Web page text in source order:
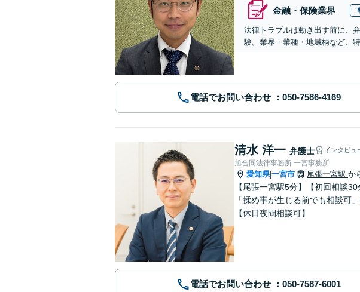
金融・保険業界
法律トラブルは動き出す前に、
験。​​業界・業種・地域柄など、
電話でお問い合わせ
清水 洋一 弁護士 インタビュ
旭合同法律事務所 一宮事務所
愛知県|一宮市 尾張一宮駅 か
【尾張一宮駅5分】【初回相談
「揉め事が生じる前でも相談可
【休日夜間相談可】
電話でお問い合わせ